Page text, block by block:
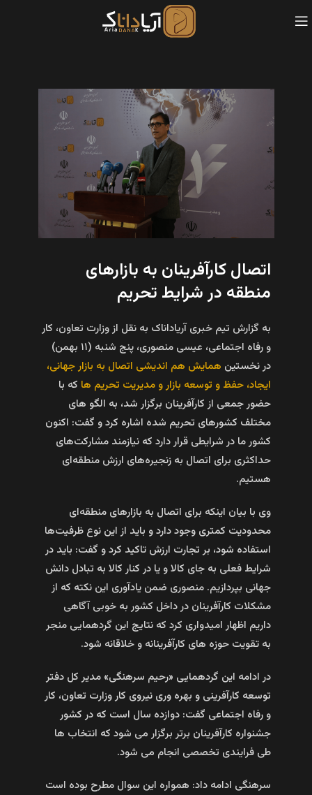
اتصال کارآفرینان به بازارهای
منطقه در شرایط تحریم
به گزارش تیم خبری آریاداناک به نقل از وزارت تعاون، کار
و رفاه اجتماعی، عیسی منصوری، پنج شنبه (۱۱ بهمن)
در نخستین همایش هم اندیشی اتصال به بازار جهانی،
ایجاد، حفظ و توسعه بازار و مدیریت تحریم ها که با
حضور جمعی از کارآفرینان برگزار شد، به الگو های
مختلف کشورهای تحریم شده اشاره کرد و گفت: اکنون
کشور ما در شرایطی قرار دارد که نیازمند مشارکت‌های
حداکثری برای اتصال به زنجیره‌های ارزش منطقه‌ای
هستیم.
وی با بیان اینکه برای اتصال به بازارهای منطقه‌ای
محدودیت کمتری وجود دارد و باید از این نوع ظرفیت‌ها
استفاده شود، بر تجارت ارزش تاکید کرد و گفت: باید در
شرایط فعلی به جای کالا و یا در کنار کالا به تبادل دانش
جهانی بپردازیم. منصوری ضمن یادآوری این نکته که از
مشکلات کارآفرینان در داخل کشور به خوبی آگاهی
داریم اظهار امیدواری کرد که نتایج این گردهمایی منجر
به تقویت حوزه های کارآفرینانه و خلاقانه شود.
در ادامه این گردهمایی «رحیم سرهنگی» مدیر کل دفتر
توسعه کارآفرینی و بهره وری نیروی کار وزارت تعاون، کار
و رفاه اجتماعی گفت: دوازده سال است که در کشور
جشنواره کارآفرینان برتر برگزار می شود که انتخاب ها
طی فرایندی تخصصی انجام می شود.
سرهنگی ادامه داد: همواره این سوال مطرح بوده است